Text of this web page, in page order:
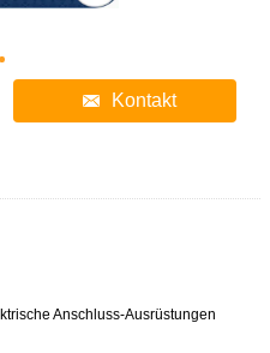
Kontakt
Anschluss-Ausrüstungen